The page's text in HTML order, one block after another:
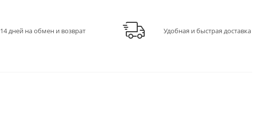
14 дней на обмен и возврат Удобная и быстрая доставка